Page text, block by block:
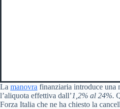
La manovra finanziaria introduce una
l’aliquota effettiva dall’1,2% al 24%.
Forza Italia che ne ha chiesto la